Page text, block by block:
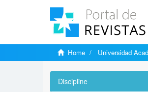
Home Universidad
Discipline